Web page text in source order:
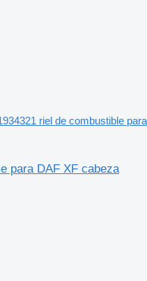
riel de combustible para
para DAF XF cabeza